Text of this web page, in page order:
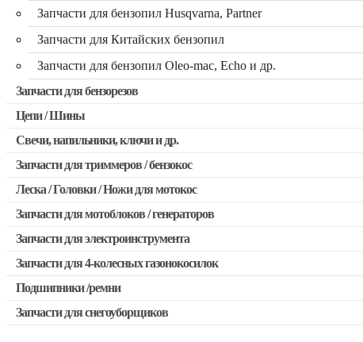
Запчасти для бензопил Husqvarna, Partner
Запчасти для Китайских бензопил
Запчасти для бензопил Oleo-mac, Echo и др.
Запчасти для бензорезов
Цепи / Шины
Свечи, напильники, ключи и др.
Запчасти для триммеров / бензокос
Запчасти для Китайских триммеров
Запчасти для мотокос Stihl / Husqvarna / Oleo-mac / Echo и др.
Леска / Головки / Ножи для мотокос
Запчасти для мотоблоков / генераторов
Запчасти для электроинструмента
Двигатели, редукторы для шуруповертов
Выключатели, переключатели
Запчасти для перфораторов и отбойных молотков
Запчасти для 4-колесных газонокосилок
Подшипники /ремни
Запчасти для снегоуборщиков